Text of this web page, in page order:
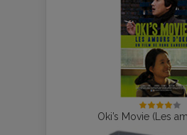
Oki’s Movie (Les